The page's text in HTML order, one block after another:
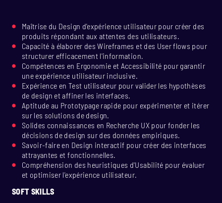
Maîtrise du Design d'expérience utilisateur pour créer des
produits répondant aux attentes des utilisateurs.
Capacité à élaborer des Wireframes et des User flows pour
structurer efficacement l'information.
Compétences en Ergonomie et Accessibilité pour garantir
une expérience utilisateur inclusive.
Expérience en Test utilisateur pour valider les hypothèses
de design et affiner les interfaces.
Aptitude au Prototypage rapide pour expérimenter et itérer
sur les solutions de design.
Solides connaissances en Recherche UX pour fonder les
décisions de design sur des données empiriques.
Savoir-faire en Design interactif pour créer des interfaces
attrayantes et fonctionnelles.
Compréhension des heuristiques d'Usabilité pour évaluer
et optimiser l'expérience utilisateur.
SOFT SKILLS